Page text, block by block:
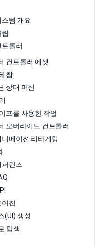
템 개요
롤러
컨트롤러 에셋
창
상태 머신
프를 사용한 작업
오버라이드 컨트롤러
메이션 리타게팅
퍼런스
집
(UI) 생성
탐색